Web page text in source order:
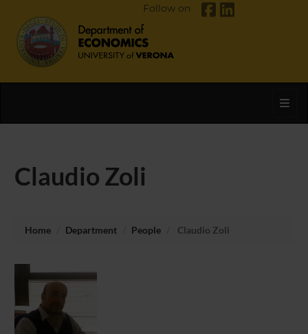
Follow on
Claudio Zoli
Home Department People Claudio Zoli